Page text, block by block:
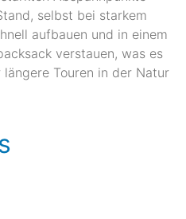
selbst bei starkem
aufbauen und in einem
verstauen, was es
Touren in der Natur